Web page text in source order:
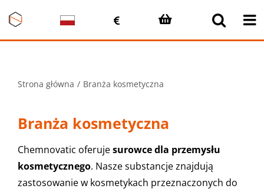
do
zawartości
Strona główna Branża kosmetyczna
Branża kosmetyczna
Chemnovatic oferujesurowce dla przemysłu
kosmetycznego. Nasze substancje znajdują
zastosowanie w kosmetykach przeznaczonych do